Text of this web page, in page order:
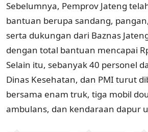
Sebelumnya, Pemprov Jateng
bantuan berupa sandang,
serta dukungan dari Baznas
dengan total bantuan mencapai
Selain itu, sebanyak 40 personel
Dinas Kesehatan, dan PMI turut
bersama enam truk, tiga mobil
ambulans, dan kendaraan dapur